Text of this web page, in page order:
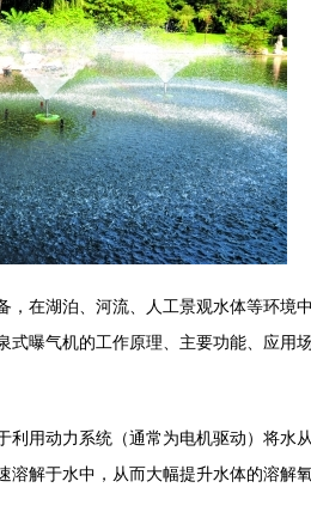
在湖泊、河流、人工景观水体等环境
曝气机的工作原理、主要功能、应用
用动力系统（通常为电机驱动）将水
解于水中，从而大幅提升水体的溶